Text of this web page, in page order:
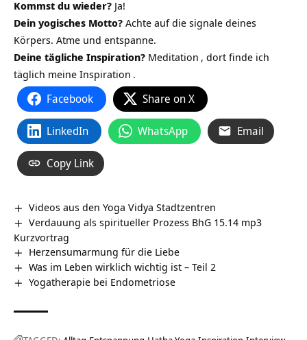
Kommst du wieder? Ja!
Dein yogisches Motto? Achte auf die signale deines
Körpers. Atme und entspanne.
Deine tägliche Inspiration? Meditation , dort finde ich
täglich meine Inspiration .
Facebook Share on X
LinkedIn WhatsApp Email
Copy Link
Videos aus den Yoga Vidya Stadtzentren
Verdauung als spiritueller Prozess BhG 15.14 mp3
Kurzvortrag
Herzensumarmung für die Liebe
Was im Leben wirklich wichtig ist – Teil 2
Yogatherapie bei Endometriose